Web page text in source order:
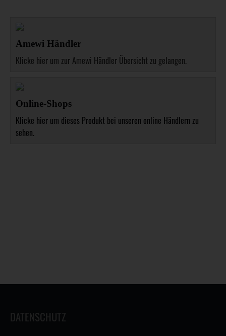
Amewi Händler
Klicke hier um zur Amewi Händler Übersicht zu gelangen.
Online-Shops
Klicke hier um dieses Produkt bei unseren online Händlern zu
sehen.
DATENSCHUTZ